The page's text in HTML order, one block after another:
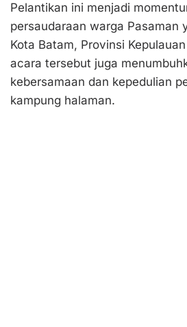
Pelantikan ini menjadi
persaudaraan warga Pasaman
Kota Batam, Provinsi
acara tersebut juga
kebersamaan dan kepedulian
kampung halaman.